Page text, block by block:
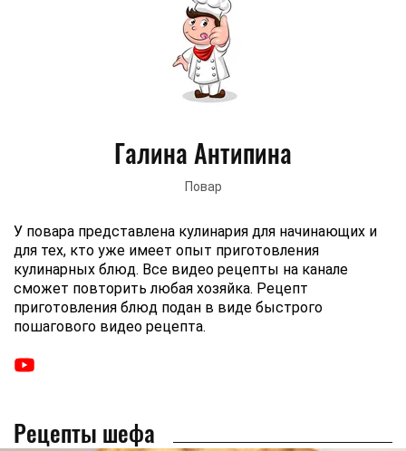
Галина Антипина
Повар
У повара представлена кулинария для начинающих и
для тех, кто уже имеет опыт приготовления
кулинарных блюд. Все видео рецепты на канале
сможет повторить любая хозяйка. Рецепт
приготовления блюд подан в виде быстрого
пошагового видео рецепта.
Рецепты шефа